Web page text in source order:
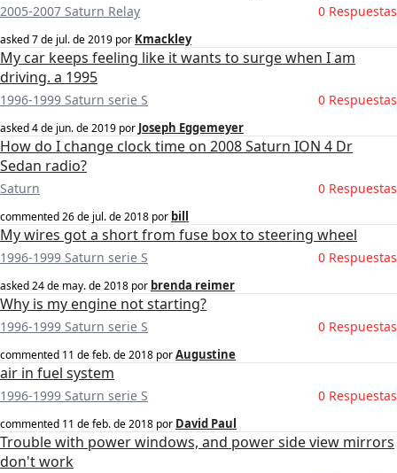
2005-2007 Saturn Relay 0 Respuestas
asked7 de jul. de 2019 por Kmackley
My car keeps feeling like it wants to surge when I am
driving. a 1995
1996-1999 Saturn serie S 0 Respuestas
asked4 de jun. de 2019 por Joseph Eggemeyer
How do I change clock time on 2008 Saturn ION 4 Dr
Sedan radio?
Saturn 0 Respuestas
commented26 de jul. de 2018 por bill
My wires got a short from fuse box to steering wheel
1996-1999 Saturn serie S 0 Respuestas
asked24 de may. de 2018 por brenda reimer
Why is my engine not starting?
1996-1999 Saturn serie S 0 Respuestas
commented 11 de feb. de 2018 porAugustine
air in fuel system
1996-1999 Saturn serie S 0 Respuestas
commented 11 de feb. de 2018 por David Paul
Trouble with power windows, and power side view mirrors
don't work